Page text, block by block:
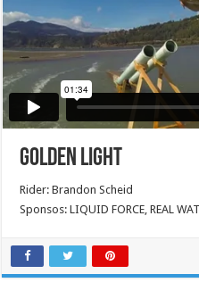
Golden Light
Rider: Brandon Scheid
Sponsos: LIQUID FORCE, REAL